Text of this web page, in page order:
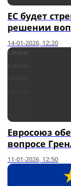
ЕС будет
решении
14-01-2026, 12:20
Евросоюз
вопросе
11-01-2026, 12:50